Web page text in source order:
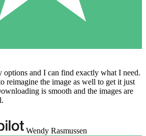
options and I can find exactly what I need.
reimagine the image as well to get it just
is smooth and the images are
Wendy Rasmussen